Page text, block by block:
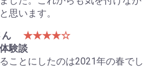
思います。
ん
★★★★☆
験談
ことにしたのは2021年の春でし